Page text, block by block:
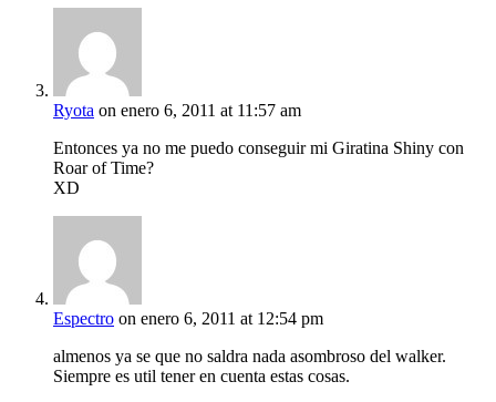
Ryota on enero 6, 2011 at 11:57 am
Entonces ya no me puedo conseguir mi Giratina Shiny con
Roar of Time?
XD
Espectro on enero 6, 2011 at 12:54 pm
almenos ya se que no saldra nada asombroso del walker.
Siempre es util tener en cuenta estas cosas.